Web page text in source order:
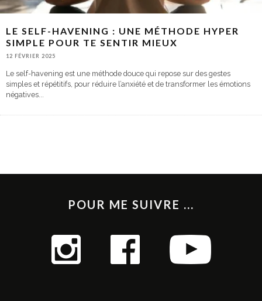
LE SELF-HAVENING : UNE MÉTHODE HYPER
SIMPLE POUR TE SENTIR MIEUX
12 FÉVRIER 2025
Le self-havening est une méthode douce qui repose sur des gestes
simples et répétitifs, pour réduire l’anxiété et de transformer les émotions
négatives
POUR ME SUIVRE ...